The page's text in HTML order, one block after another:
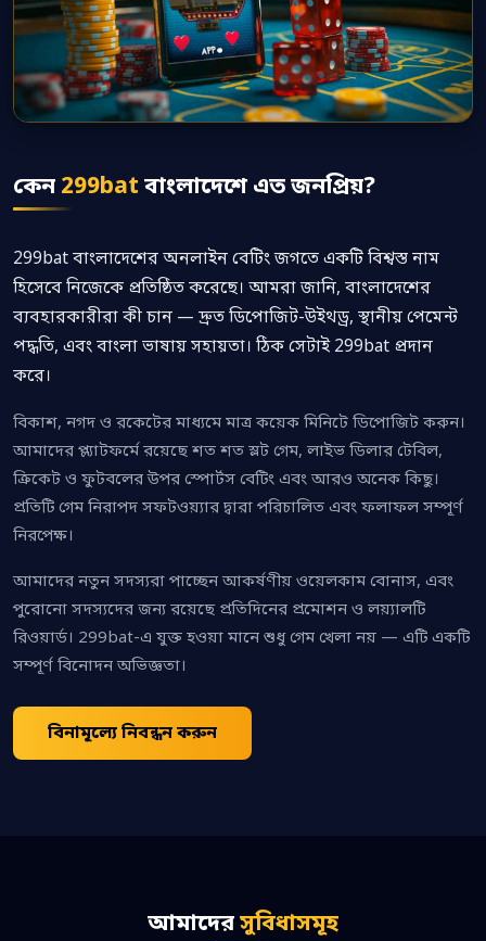
কেন 299bat বাংলাদেশে এত জনপ্রিয়?
299bat বাংলাদেশের অনলাইন বেটিং জগতে একটি বিশ্বস্ত নাম
হিসেবে নিজেকে প্রতিষ্ঠিত করেছে। আমরা জানি, বাংলাদেশের
ব্যবহারকারীরা কী চান — দ্রুত ডিপোজিট-উইথড্র, স্থানীয় পেমেন্ট
পদ্ধতি, এবং বাংলা ভাষায় সহায়তা। ঠিক সেটাই 299bat প্রদান
করে।
বিকাশ, নগদ ও রকেটের মাধ্যমে মাত্র কয়েক মিনিটে ডিপোজিট করুন।
আমাদের প্ল্যাটফর্মে রয়েছে শত শত স্লট গেম, লাইভ ডিলার টেবিল,
ক্রিকেট ও ফুটবলের উপর স্পোর্টস বেটিং এবং আরও অনেক কিছু।
প্রতিটি গেম নিরাপদ সফটওয়্যার দ্বারা পরিচালিত এবং ফলাফল সম্পূর্ণ
নিরপেক্ষ।
আমাদের নতুন সদস্যরা পাচ্ছেন আকর্ষণীয় ওয়েলকাম বোনাস, এবং
পুরোনো সদস্যদের জন্য রয়েছে প্রতিদিনের প্রমোশন ও লয়্যালটি
রিওয়ার্ড। 299bat-এ যুক্ত হওয়া মানে শুধু গেম খেলা নয় — এটি একটি
সম্পূর্ণ বিনোদন অভিজ্ঞতা।
বিনামূল্যে নিবন্ধন করুন
আমাদেরসুবিধাসমূহ